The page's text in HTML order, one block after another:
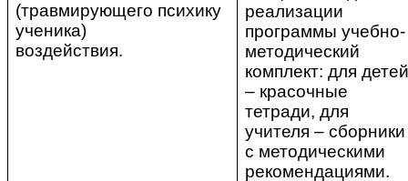
(травмирующего психику
ученика)
воздействия.
реализации
программы учебно-
методический
комплект: для детей
– красочные
тетради, для
учителя – сборники
с методическими
рекомендациями.